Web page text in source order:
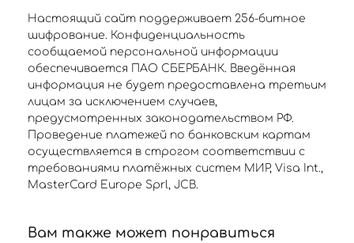
Настоящий сайт поддерживает 256-битное
шифрование. Конфиденциальность
сообщаемой персональной информации
обеспечивается ПАО СБЕРБАНК. Введённая
информация не будет предоставлена третьим
лицам за исключением случаев,
предусмотренных законодательством РФ.
Проведение платежей по банковским картам
осуществляется в строгом соответствии с
требованиями платёжных систем МИР, Visa Int.,
MasterCard Europe Sprl, JCB.
Вам также может понравиться